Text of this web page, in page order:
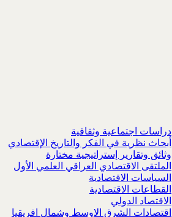
دراسات اجتماعية وثقافية
أبحاث نظرية في الفكر والتاريخ الإقتصادي
وثائق وتقارير إستراتيجية مختارة
الملتقى الاقتصادي العراقي العلمي الأول
السياسات الاقتصادية
القطاعات الاقتصادية
الاقتصاد الدولي
اقتصادات الشرق الاوسط وشمال افريقيا